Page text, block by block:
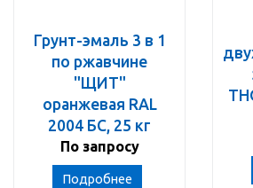
Грунт-эмаль 3 в 1
по ржавчине
"ЩИТ"
оранжевая RAL
2004 БС, 25 кг
По запросу
Подробнее